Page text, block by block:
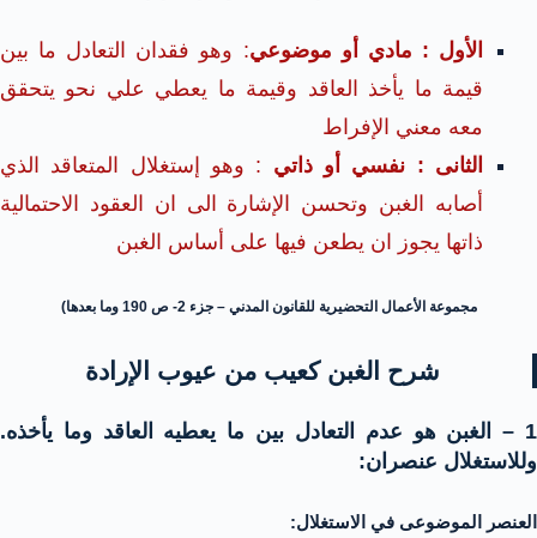
الأول : مادي أو موضوعي: وهو فقدان التعادل ما بين
قيمة ما يأخذ العاقد وقيمة ما يعطي علي نحو يتحقق
معه معني الإفراط
الثانى : نفسي أو ذاتي : وهو إستغلال المتعاقد الذي
أصابه الغبن وتحسن الإشارة الى ان العقود الاحتمالية
ذاتها يجوز ان يطعن فيها على أساس الغبن
مجموعة الأعمال التحضيرية للقانون المدني – جزء 2- ص 190 وما بعدها)
شرح الغبن كعيب من عيوب الإرادة
1 – الغبن هو عدم التعادل بين ما يعطيه العاقد وما يأخذه.
وللاستغلال عنصران:
العنصر الموضوعى في الاستغلال: